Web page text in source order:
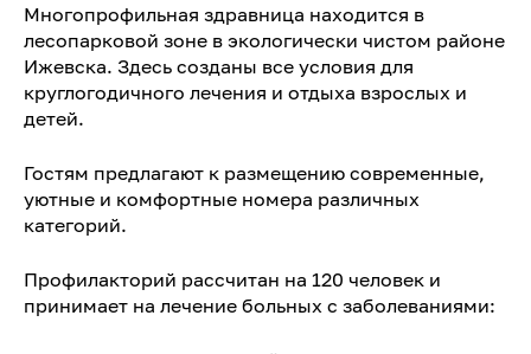
Многопрофильная здравница находится в
лесопарковой зоне в экологически чистом районе
Ижевска. Здесь созданы все условия для
круглогодичного лечения и отдыха взрослых и
детей.
Гостям предлагают к размещению современные,
уютные и комфортные номера различных
категорий.
Профилакторий рассчитан на 120 человек и
принимает на лечение больных с заболеваниями: